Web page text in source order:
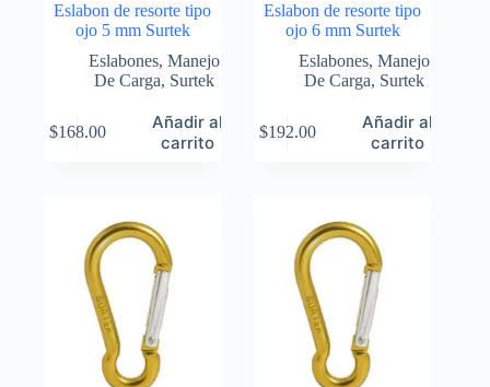
Eslabon de resorte tipo
ojo 5 mm Surtek
Eslabones,Manejo
De Carga, Surtek
$168.00
Añadir al
carrito
Eslabon de resorte tipo
ojo 6 mm Surtek
Eslabones,Manejo
De Carga, Surtek
$192.00
Añadir al
carrito